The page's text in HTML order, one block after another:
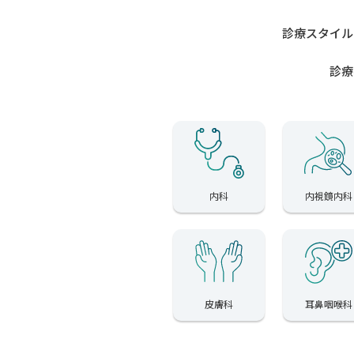
診療スタイ
診
内科 内視鏡内科
皮膚科 耳鼻咽喉科